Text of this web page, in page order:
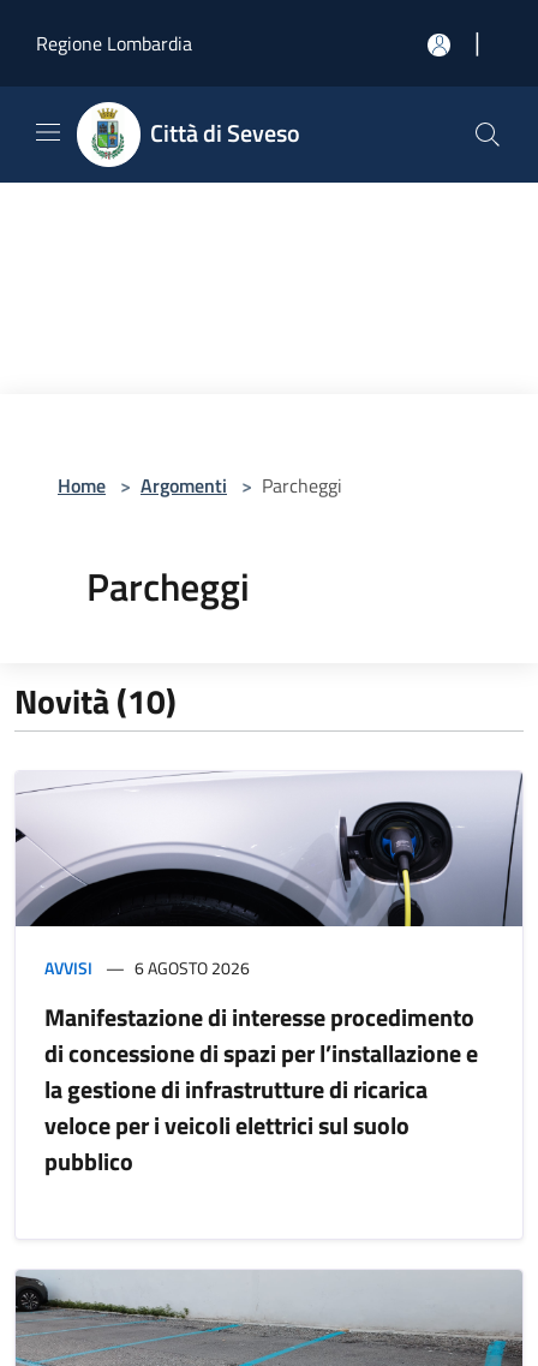
Regione Lombardia
|
Città di Seveso
Home > Argomenti > Parcheggi
Parcheggi
Novità (10)
AVVISI 6 AGOSTO 2026
Manifestazione di interesse procedimento
di concessione di spazi per l’installazione e
la gestione di infrastrutture di ricarica
veloce per i veicoli elettrici sul suolo
pubblico